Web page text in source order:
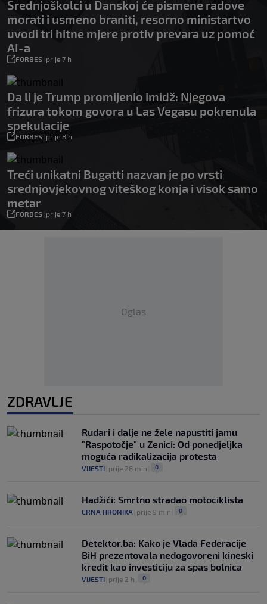
Srednjoškolci u Danskoj će pismene radove
morati i usmeno braniti, resorno ministartvo
uvodi tri hitne mjere protiv prevara uz pomoć
AI-a
FORBES| prije 7 h
Da li je Trump promijenio imidž: Njegova
frizura tokom govora u Las Vegasu pokrenula
spekulacije
FORBES| prije 8 h
Treći unikatni Bugatti nazvan je po vrsti
srednjovjekovnog viteškog konja i visok samo
metar
FORBES| prije 7 h
Oglas
ZDRAVLJE
Rudari i dalje ne žele napustiti jamu
"Raspotočje" u Zenici: Od ponedjeljka
moguća radikalizacija protesta
VIJESTI prije 28 min 0
Hadžići: Smrtno stradao motociklista
CRNA HRONIKA prije 9 min 0
Detektor.ba: Kako je Vlada Federacije
BiH prezentovala nedogovoreni kineski
kredit kao investiciju za spas bolnica
VIJESTI prije 2 h 0